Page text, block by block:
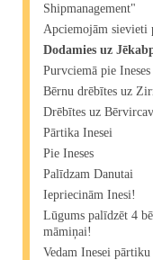
Shipmanagement"​
Apciemojām sievieti
Dodamies uz
Purvciemā pie Ineses
Bērnu drēbītes uz
Drēbītes uz
Pārtika Inesei
Pie Ineses
Palīdzam Danutai
Iepriecinām Inesi!
Lūgums palīdzēt 4
māmiņai!
Vedam Inesei pārtiku